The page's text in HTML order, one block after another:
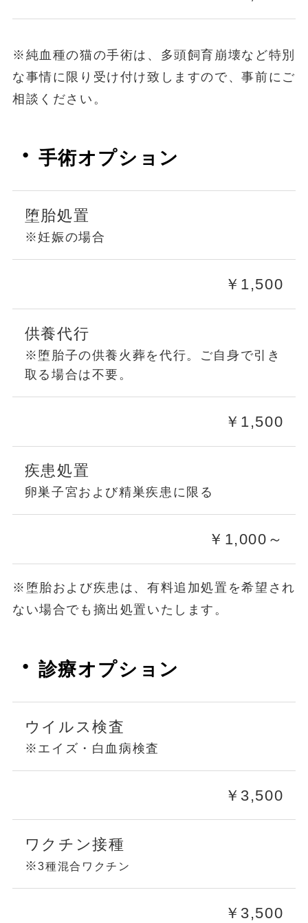
※純血種の猫の手術は、多頭飼育崩壊など特別
な事情に限り受け付け致しますので、事前にご
相談ください。
・ 手術オプション
堕胎処置
※妊娠の場合
￥1,500
供養代行
※堕胎子の供養火葬を代行。ご自身で引き
取る場合は不要。
￥1,500
疾患処置
卵巣子宮および精巣疾患に限る
￥1,000～
※堕胎および疾患は、有料追加処置を希望され
ない場合でも摘出処置いたします。
・ 診療オプション
ウイルス検査
※エイズ・白血病検査
￥3,500
ワクチン接種
※3種混合ワクチン
￥3,500